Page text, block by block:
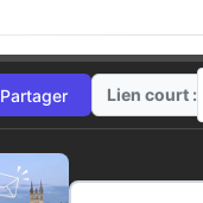
Partager Lien court :